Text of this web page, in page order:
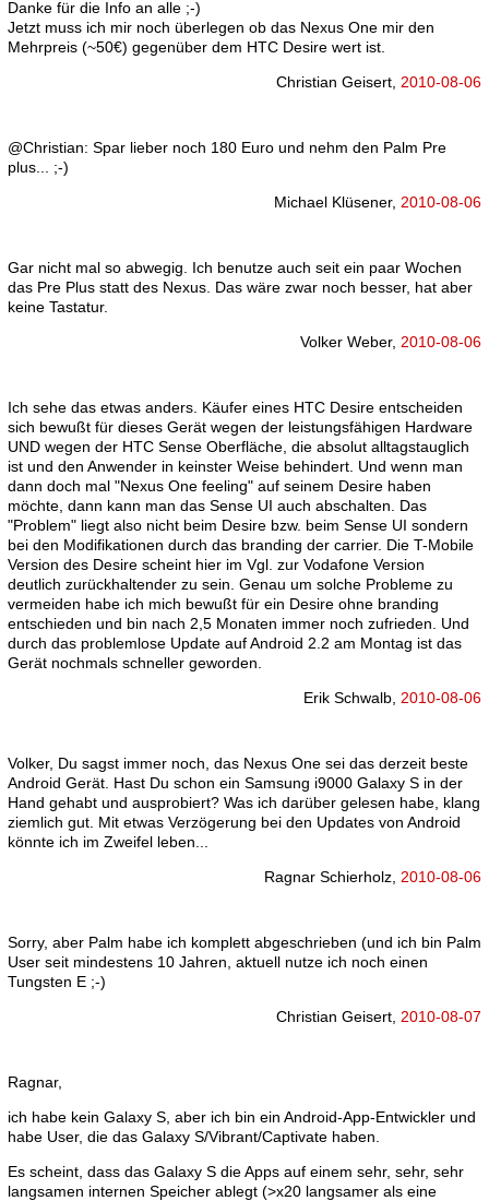
Danke für die Info an alle ;-)
Jetzt muss ich mir noch überlegen ob das Nexus One mir den
Mehrpreis (~50€) gegenüber dem HTC Desire wert ist.
Christian Geisert, 2010-08-06
@Christian: Spar lieber noch 180 Euro und nehm den Palm Pre
plus... ;-)
Michael Klüsener, 2010-08-06
Gar nicht mal so abwegig. Ich benutze auch seit ein paar Wochen
das Pre Plus statt des Nexus. Das wäre zwar noch besser, hat aber
keine Tastatur.
Volker Weber, 2010-08-06
Ich sehe das etwas anders. Käufer eines HTC Desire entscheiden
sich bewußt für dieses Gerät wegen der leistungsfähigen Hardware
UND wegen der HTC Sense Oberfläche, die absolut alltagstauglich
ist und den Anwender in keinster Weise behindert. Und wenn man
dann doch mal "Nexus One feeling" auf seinem Desire haben
möchte, dann kann man das Sense UI auch abschalten. Das
"Problem" liegt also nicht beim Desire bzw. beim Sense UI sondern
bei den Modifikationen durch das branding der carrier. Die T-Mobile
Version des Desire scheint hier im Vgl. zur Vodafone Version
deutlich zurückhaltender zu sein. Genau um solche Probleme zu
vermeiden habe ich mich bewußt für ein Desire ohne branding
entschieden und bin nach 2,5 Monaten immer noch zufrieden. Und
durch das problemlose Update auf Android 2.2 am Montag ist das
Gerät nochmals schneller geworden.
Erik Schwalb, 2010-08-06
Volker, Du sagst immer noch, das Nexus One sei das derzeit beste
Android Gerät. Hast Du schon ein Samsung i9000 Galaxy S in der
Hand gehabt und ausprobiert? Was ich darüber gelesen habe, klang
ziemlich gut. Mit etwas Verzögerung bei den Updates von Android
könnte ich im Zweifel leben...
Ragnar Schierholz, 2010-08-06
Sorry, aber Palm habe ich komplett abgeschrieben (und ich bin Palm
User seit mindestens 10 Jahren, aktuell nutze ich noch einen
Tungsten E ;-)
Christian Geisert, 2010-08-07
Ragnar,
ich habe kein Galaxy S, aber ich bin ein Android-App-Entwickler und
habe User, die das Galaxy S/Vibrant/Captivate haben.
Es scheint, dass das Galaxy S die Apps auf einem sehr, sehr, sehr
langsamen internen Speicher ablegt (>x20 langsamer als eine